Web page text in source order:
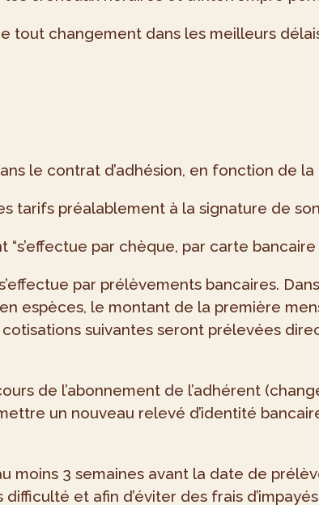
tout changement dans les meilleurs
le contrat d’adhésion, en fonction de
tarifs préalablement à la signature de
par chèque, par carte
par prélèvements bancaires.
espèces, le montant de la première
cotisations suivantes seront prélevées
de l’abonnement de l’adhérent
un nouveau relevé d’identité
moins 3 semaines avant la date de
et afin d’éviter des frais